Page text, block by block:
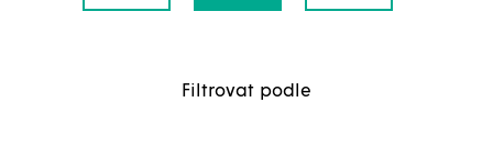
Filtrovat podle